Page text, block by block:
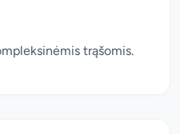
trąšomis.